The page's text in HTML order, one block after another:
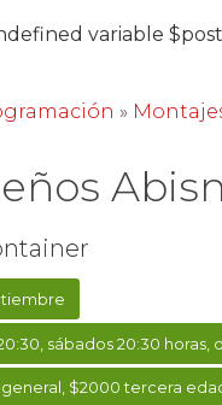
variable
»
sábados 20:30 horas,
$2000 tercera